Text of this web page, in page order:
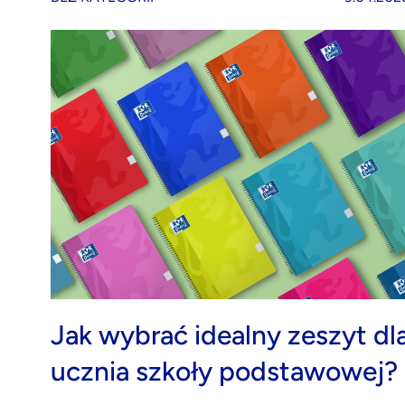
Jak wybrać idealny zeszyt
ucznia szkoły podstawowej?